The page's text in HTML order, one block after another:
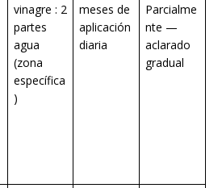
vinagre : 2
partes
agua
(zona
específica
)
meses de
aplicación
diaria
Parcialme
nte —
aclarado
gradual